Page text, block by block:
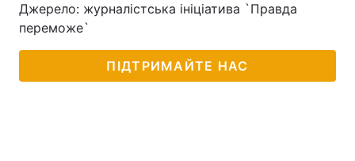
Джерело: журналістська ініціатива `Правда
переможе`
ПІДТРИМАЙТЕ НАС